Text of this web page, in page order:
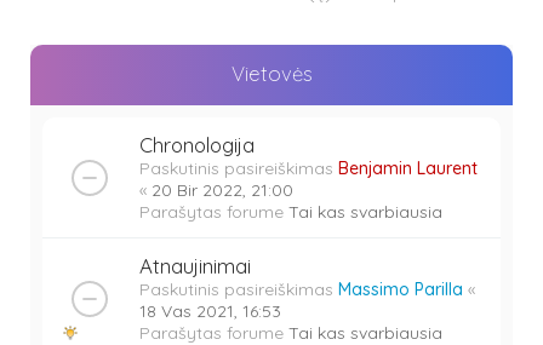
Vietovės
Chronologija
Paskutinis pasireiškimas Benjamin Laurent
« 20 Bir 2022, 21:00
Parašytas forume Tai kas svarbiausia
Atnaujinimai
Paskutinis pasireiškimas Massimo Parilla «
18 Vas 2021, 16:53
Parašytas forume Tai kas svarbiausia